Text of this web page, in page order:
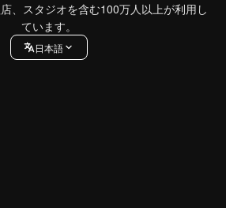
、スタジオを含む100万人以上が利用し
ています。
日本語